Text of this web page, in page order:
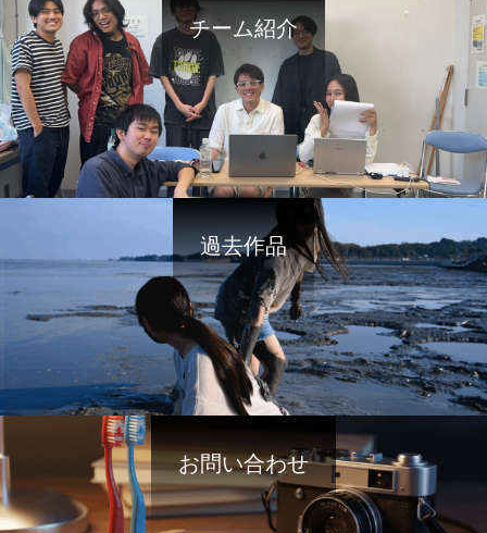
チーム紹介
過去作品
お問い合わせ